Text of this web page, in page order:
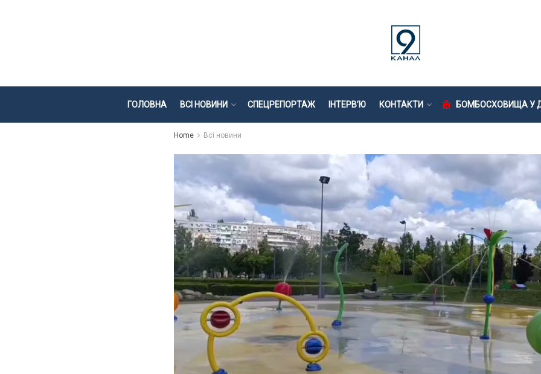
ГОЛОВНА ВСІ НОВИНИ СПЕЦРЕПОРТАЖ ІНТЕРВ’Ю КОНТАКТИ БОМБОСХОВИЩА У
Home Всі новини